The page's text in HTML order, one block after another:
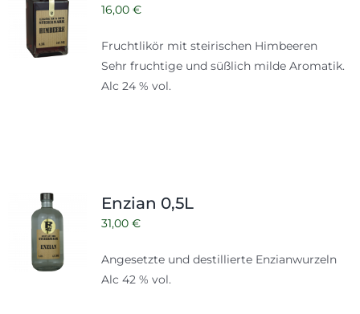
16,00 €
Fruchtlikör mit steirischen Himbeeren
Sehr fruchtige und süßlich milde Aromatik.
Alc 24 % vol.
Enzian 0,5L
31,00 €
Angesetzte und destillierte Enzianwurzeln
Alc 42 % vol.